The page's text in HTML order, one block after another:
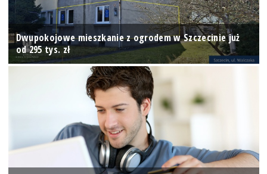
Dwupokojowe mieszkanie z ogrodem w Szczecinie już
od 295 tys. zł